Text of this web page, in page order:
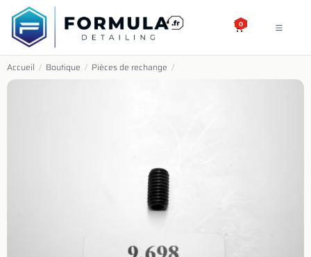
SE RENDRE AU CONTENU
0
Accueil / Boutique / Pièces de rechange /